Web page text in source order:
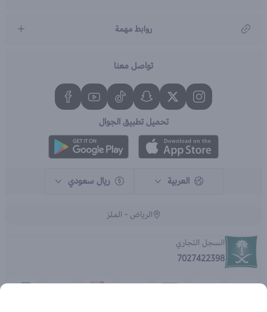
روابط مهمة
تواصل معنا
تحميل تطبيق الجوال
العربية ريال سعودي
الرياض - الملز
السجل التجاري
7027422398